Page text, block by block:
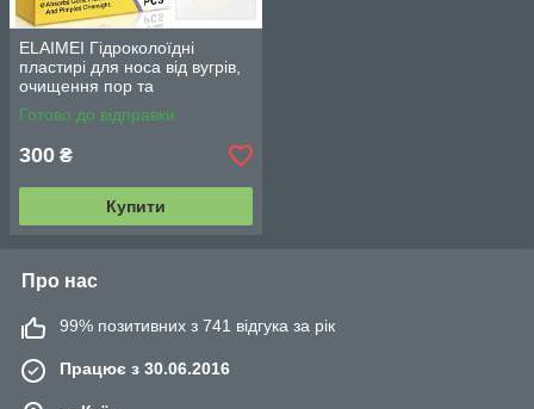
ELAIMEI Гідроколоїдні
пластирі для носа від вугрів,
очищення пор та
відновлення шкіри від акне
12 шт
Готово до відправки
300 ₴
Купити
Про нас
99% позитивних з 741 відгука за рік
Працює з 30.06.2016